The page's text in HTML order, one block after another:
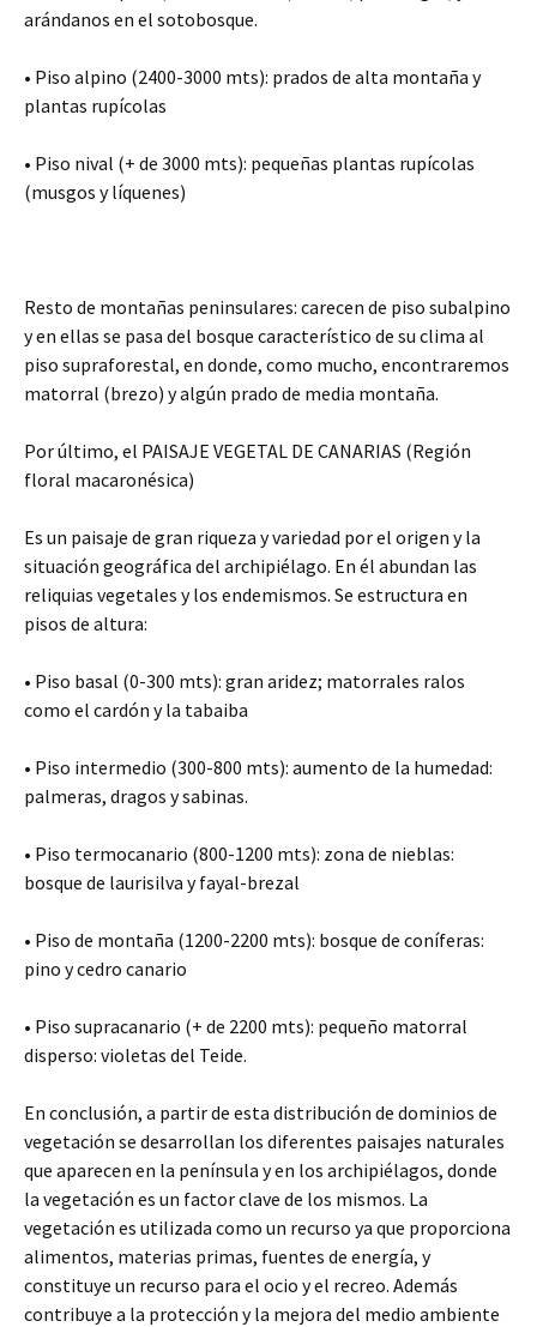
arándanos en el sotobosque.
• Piso alpino (2400-3000 mts): prados de alta montaña y
plantas rupícolas
• Piso nival (+ de 3000 mts): pequeñas plantas rupícolas
(musgos y líquenes)
Resto de montañas peninsulares: carecen de piso subalpino
y en ellas se pasa del bosque característico de su clima al
piso supraforestal, en donde, como mucho, encontraremos
matorral (brezo) y algún prado de media montaña.
Por último, el PAISAJE VEGETAL DE CANARIAS (Región
floral macaronésica)
Es un paisaje de gran riqueza y variedad por el origen y la
situación geográfica del archipiélago. En él abundan las
reliquias vegetales y los endemismos. Se estructura en
pisos de altura:
• Piso basal (0-300 mts): gran aridez; matorrales ralos
como el cardón y la tabaiba
• Piso intermedio (300-800 mts): aumento de la humedad:
palmeras, dragos y sabinas.
• Piso termocanario (800-1200 mts): zona de nieblas:
bosque de laurisilva y fayal-brezal
• Piso de montaña (1200-2200 mts): bosque de coníferas:
pino y cedro canario
• Piso supracanario (+ de 2200 mts): pequeño matorral
disperso: violetas del Teide.
En conclusión, a partir de esta distribución de dominios de
vegetación se desarrollan los diferentes paisajes naturales
que aparecen en la península y en los archipiélagos, donde
la vegetación es un factor clave de los mismos. La
vegetación es utilizada como un recurso ya que proporciona
alimentos, materias primas, fuentes de energía, y
constituye un recurso para el ocio y el recreo. Además
contribuye a la protección y la mejora del medio ambiente